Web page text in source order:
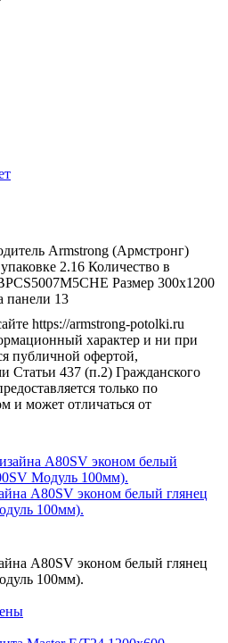
Armstrong (Армстронг)
2.16 Количество в
Размер 300x1200
панели 13
https://armstrong-potolki.ru
характер и ни при
публичной офертой,
Статьи 437 (п.2) Гражданского
только по
и может отличаться от
A80SV эконом белый глянец
100мм).
A80SV эконом белый глянец
100мм).